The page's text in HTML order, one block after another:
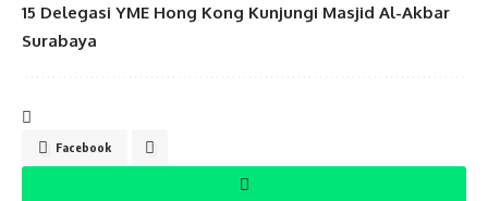
15 Delegasi YME Hong Kong Kunjungi Masjid Al-Akbar
Surabaya
Facebook